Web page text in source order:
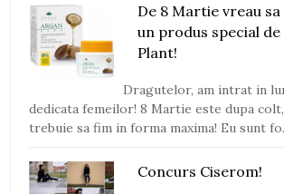
De 8 Martie vreau
un produs special
Plant!
Dragutelor, am intrat in
dedicata femeilor! 8 Martie este dupa
trebuie sa fim in forma maxima! Eu sunt
Concurs Ciserom!